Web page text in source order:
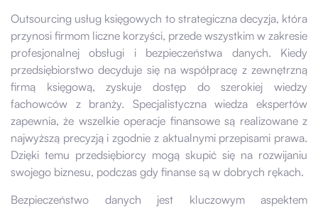
Outsourcing usług księgowych to strategiczna decyzja, która
przynosi firmom liczne korzyści, przede wszystkim w zakresie
profesjonalnej obsługi i bezpieczeństwa danych. Kiedy
przedsiębiorstwo decyduje się na współpracę z zewnętrzną
firmą księgową, zyskuje dostęp do szerokiej wiedzy
fachowców z branży. Specjalistyczna wiedza ekspertów
zapewnia, że wszelkie operacje finansowe są realizowane z
najwyższą precyzją i zgodnie z aktualnymi przepisami prawa.
Dzięki temu przedsiębiorcy mogą skupić się na rozwijaniu
swojego biznesu, podczas gdy finanse są w dobrych rękach.
Bezpieczeństwo danych jest kluczowym aspektem